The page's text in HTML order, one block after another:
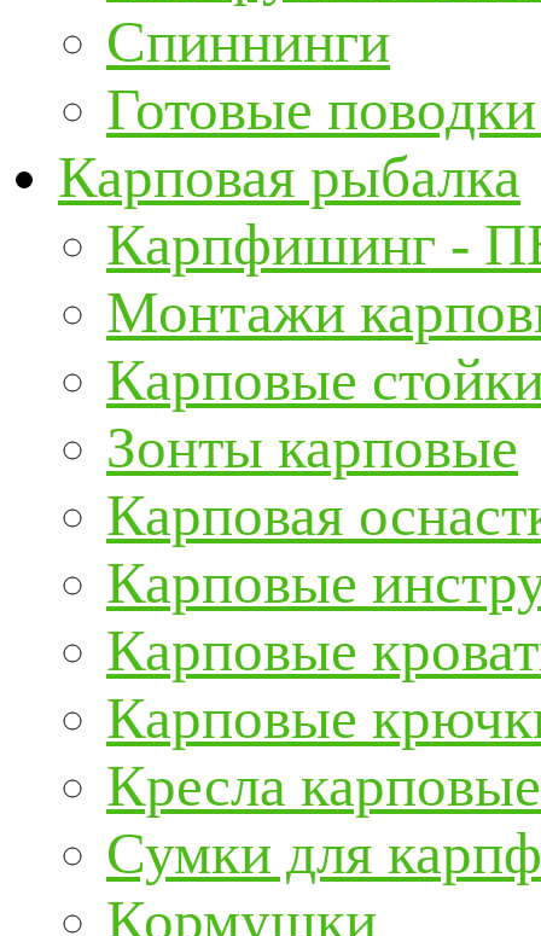
Спиннинги
Готовые
Карповая рыбалка
Карпфишинг -
Монтажи
Карповые
Зонты карповые
Карповая
Карповые
Карповые
Карповые
Кресла карповые
Сумки для
Кормушки